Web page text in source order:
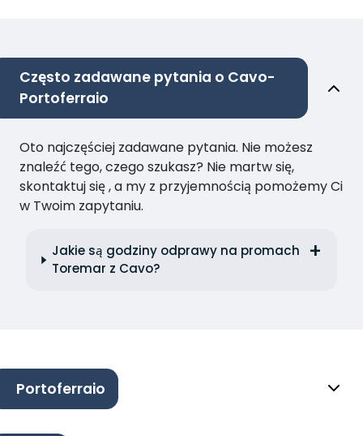
Często zadawane pytania o Cavo-
Portoferraio
Oto najczęściej zadawane pytania. Nie możesz
znaleźć tego, czego szukasz? Nie martw się,
skontaktuj się , a my z przyjemnością pomożemy Ci
w Twoim zapytaniu.
Jakie są godziny odprawy na promach
Toremar z Cavo?
Portoferraio